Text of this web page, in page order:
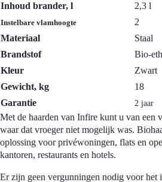
Inhoud brander, l
2,3 l
Instelbare vlamhoogte
2
Materiaal
Staal
Brandstof
Bio-
Kleur
Zwart
Gewicht, kg
18
Garantie
2 jaar
Met de haarden van Infire kunt u van een
waar dat vroeger niet mogelijk was.
oplossing voor privéwoningen, flats en
kantoren, restaurants en hotels.
Er zijn geen vergunningen nodig voor het